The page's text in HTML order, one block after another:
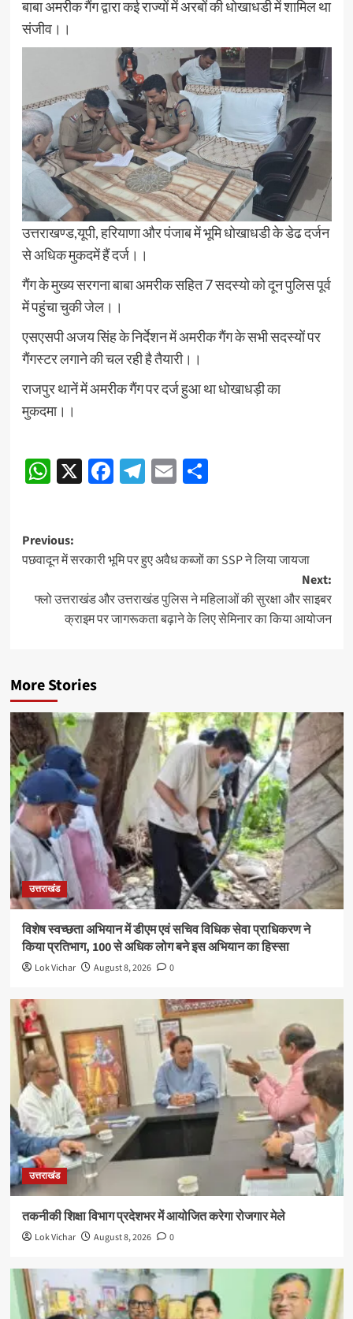
बाबा अमरीक गैंग द्वारा कई राज्यों में अरबों की धोखाधडी में शामिल था
संजीव।।
उत्तराखण्ड,यूपी, हरियाणा और पंजाब में भूमि धोखाधडी के डेढ दर्जन
से अधिक मुकदमें हैं दर्ज।।
गैंग के मुख्य सरगना बाबा अमरीक सहित 7 सदस्यो को दून पुलिस पूर्व
में पहुंचा चुकी जेल।।
एसएसपी अजय सिंह के निर्देशन में अमरीक गैंग के सभी सदस्यों पर
गैंगस्टर लगाने की चल रही है तैयारी।।
राजपुर थानें में अमरीक गैंग पर दर्ज हुआ था धोखाधड़ी का
मुकदमा।।
Continue
Reading
WhatsApp
X Facebook
Telegram
EmailShare
Post
navigation
Previous:
पछवादून में सरकारी भूमि पर हुए अवैध कब्जों का SSP ने लिया जायजा
Next:
फ्लो उत्तराखंड और उत्तराखंड पुलिस ने महिलाओं की सुरक्षा और साइबर
क्राइम पर जागरूकता बढ़ाने के लिए सेमिनार का किया आयोजन
More Stories
उत्तराखंड
विशेष स्वच्छता अभियान में डीएम एवं सचिव विधिक सेवा प्राधिकरण ने
किया प्रतिभाग, 100 से अधिक लोग बने इस अभियान का हिस्सा
Lok Vichar August 8, 2026 0
उत्तराखंड
तकनीकी शिक्षा विभाग प्रदेशभर में आयोजित करेगा रोजगार मेले
Lok Vichar August 8, 2026 0